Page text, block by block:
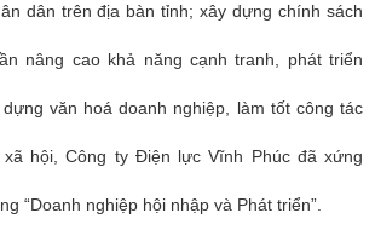
dân trên địa bàn tỉnh; xây dựng chính sách
nâng cao khả năng cạnh tranh, phát triển
văn hoá doanh nghiệp, làm tốt công tác
hội, Công ty Điện lực Vĩnh Phúc đã xứng
“Doanh nghiệp hội nhập và Phát triển”.